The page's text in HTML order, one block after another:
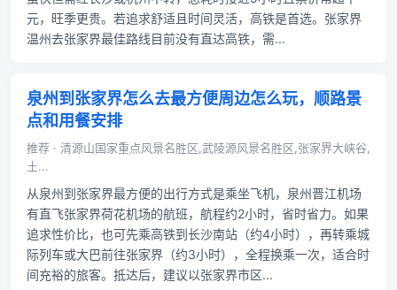
元，旺季更贵。若追求舒适且时间灵活，高铁是首选。张家界
温州去张家界最佳路线目前没有直达高铁，需...
泉州到张家界怎么去最方便周边怎么玩，顺路景
点和用餐安排
推荐 · 清源山国家重点风景名胜区,武陵源风景名胜区,张家界大峡谷,
土...
从泉州到张家界最方便的出行方式是乘坐飞机，泉州晋江机场
有直飞张家界荷花机场的航班，航程约2小时，省时省力。如果
追求性价比，也可先乘高铁到长沙南站（约4小时），再转乘城
际列车或大巴前往张家界（约3小时），全程换乘一次，适合时
间充裕的旅客。抵达后，建议以张家界市区...